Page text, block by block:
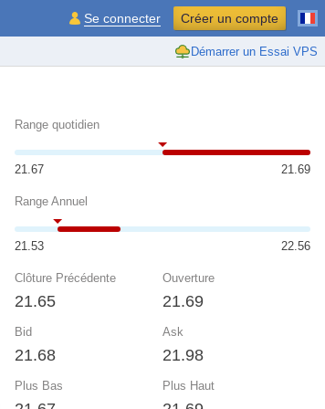
Démarrer un Essai VPS
Se connecter Créer un compte
Range quotidien
21.67 21.69
Range Annuel
21.53 22.56
Clôture Précédente
21.65
Ouverture
21.69
Bid
21.68
Ask
21.98
Plus Bas Plus Haut